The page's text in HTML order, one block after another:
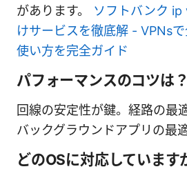
があります。 ソフトバンク
けサービスを徹底解 - VPNs
使い方を完全ガイド
パフォーマンスのコツは？
回線の安定性が鍵。経路の最
バックグラウンドアプリの最
どのOSに対応しています